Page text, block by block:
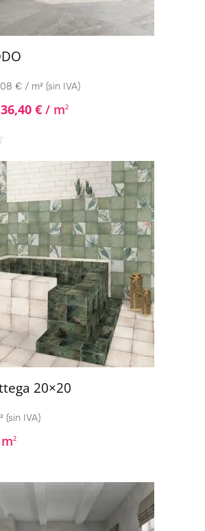
€ / m² (sin IVA)
36,40 € / m2
20×20
(sin IVA)
2